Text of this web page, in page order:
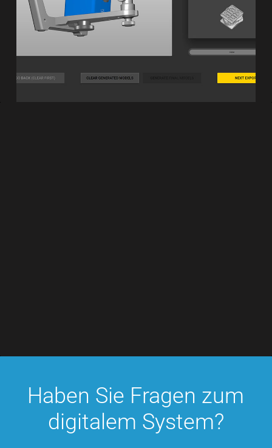
Haben Sie Fragen zum
digitalem System?